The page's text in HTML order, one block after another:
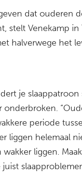
dat ouderen
stelt Venekamp in
halverwege het
je slaappatroon
periode
liggen helemaal
liggen.